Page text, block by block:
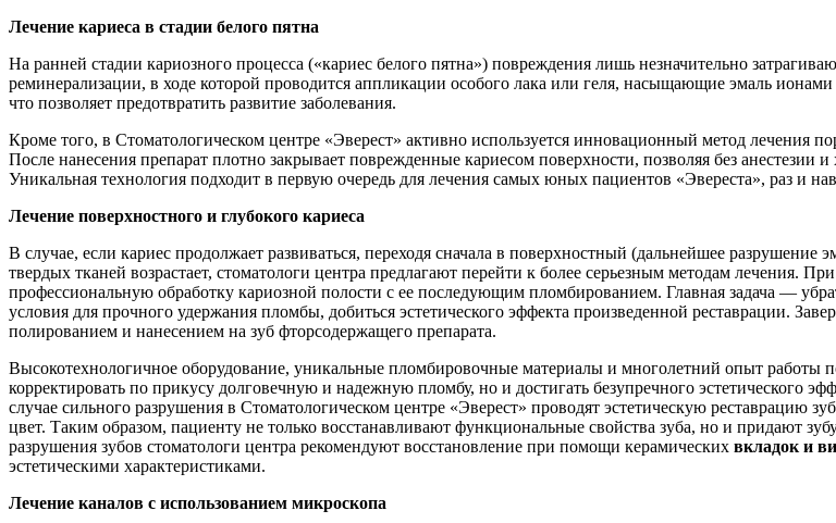
Лечение кариеса в стадии белого пятна
На ранней стадии кариозного процесса («кариес белого пятна») повреждения лишь незначительно
реминерализации, в ходе которой проводится аппликации особого лака или геля, насыщающие эмаль ионами
что позволяет предотвратить развитие заболевания.
Кроме того, в Стоматологическом центре «Эверест» активно используется инновационный метод лечения
После нанесения препарат плотно закрывает поврежденные кариесом поверхности, позволяя без анестезии
Уникальная технология подходит в первую очередь для лечения самых юных пациентов «Эвереста», раз и
Лечение поверхностного и глубокого кариеса
В случае, если кариес продолжает развиваться, переходя сначала в поверхностный (дальнейшее
твердых тканей возрастает, стоматологи центра предлагают перейти к более серьезным методам лечения.
профессиональную обработку кариозной полости с ее последующим пломбированием. Главная задача —
условия для прочного удержания пломбы, добиться эстетического эффекта произведенной реставрации.
полированием и нанесением на зуб фторсодержащего препарата.
Высокотехнологичное оборудование, уникальные пломбировочные материалы и многолетний опыт работы
корректировать по прикусу долговечную и надежную пломбу, но и достигать безупречного эстетического
случае сильного разрушения в Стоматологическом центре «Эверест» проводят эстетическую реставрацию
цвет. Таким образом, пациенту не только восстанавливают функциональные свойства зуба, но и придают
разрушения зубов стоматологи центра рекомендуют восстановление при помощи керамических вкладок и
эстетическими характеристиками.
Лечение каналов с использованием микроскопа